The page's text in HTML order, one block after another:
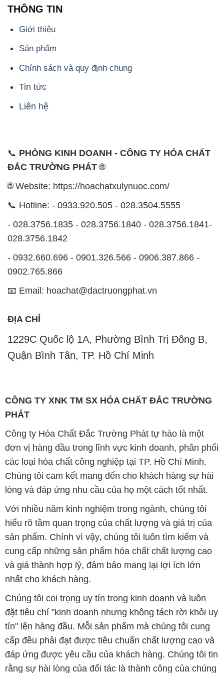
THÔNG TIN
Giới thiệu
Sản phẩm
Chính sách và quy định chung
Tin tức
Liên hệ
📞 PHÒNG KINH DOANH - CÔNG TY HÓA CHẤT
ĐẮC TRƯỜNG PHÁT🌐
🌐 Website: https://hoachatxulynuoc.com/
📞 Hotline: - 0933.920.505 - 028.3504.5555
- 028.3756.1835 - 028.3756.1840 - 028.3756.1841-
028.3756.1842
- 0932.660.696 - 0901.326.566 - 0906.387.866 -
0902.765.866
📧 Email: hoachat@dactruongphat.vn
ĐỊA CHỈ
1229C Quốc lộ 1A, Phường Bình Trị Đông B,
Quận Bình Tân, TP. Hồ Chí Minh
CÔNG TY XNK TM SX HÓA CHẤT ĐẮC TRƯỜNG
PHÁT
Công ty Hóa Chất Đắc Trường Phát tự hào là một
đơn vị hàng đầu trong lĩnh vực kinh doanh, phân phối
các loại hóa chất công nghiệp tại TP. Hồ Chí Minh.
Chúng tôi cam kết mang đến cho khách hàng sự hài
lòng và đáp ứng nhu cầu của họ một cách tốt nhất.
Với nhiều năm kinh nghiệm trong ngành, chúng tôi
hiểu rõ tầm quan trọng của chất lượng và giá trị của
sản phẩm. Chính vì vậy, chúng tôi luôn tìm kiếm và
cung cấp những sản phẩm hóa chất chất lượng cao
và giá thành hợp lý, đảm bảo mang lại lợi ích lớn
nhất cho khách hàng.
Chúng tôi coi trọng uy tín trong kinh doanh và luôn
đặt tiêu chí "kinh doanh nhưng không tách rời khỏi uy
tín" lên hàng đầu. Mỗi sản phẩm mà chúng tôi cung
cấp đều phải đạt được tiêu chuẩn chất lượng cao và
đáp ứng được yêu cầu của khách hàng. Chúng tôi tin
rằng sự hài lòng của đối tác là thành công của chúng